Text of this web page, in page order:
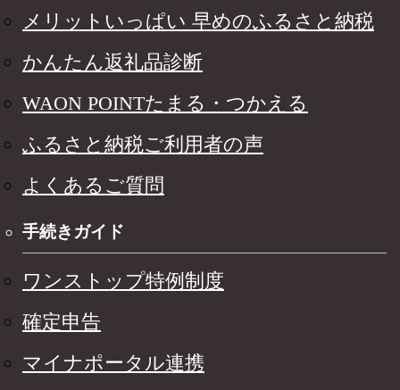
メリットいっぱい 早めのふるさと納税
かんたん返礼品診断
WAON POINTたまる・つかえる
ふるさと納税ご利用者の声
よくあるご質問
手続きガイド
ワンストップ特例制度
確定申告
マイナポータル連携